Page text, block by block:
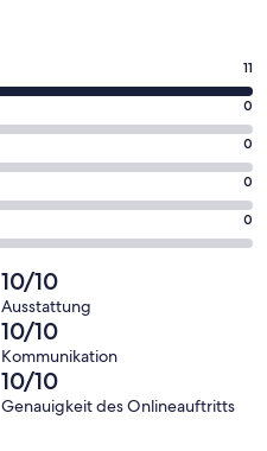
11
0
0
0
0
10/10
Ausstattung
10/10
Kommunikation
10/10
Genauigkeit des Onlineauftritts